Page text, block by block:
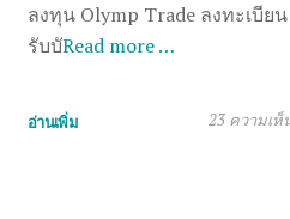
ลงทุน Olymp Trade ลงทะเบียน
รับบัRead more …
อ่านเพิ่ม 23 ความเห็